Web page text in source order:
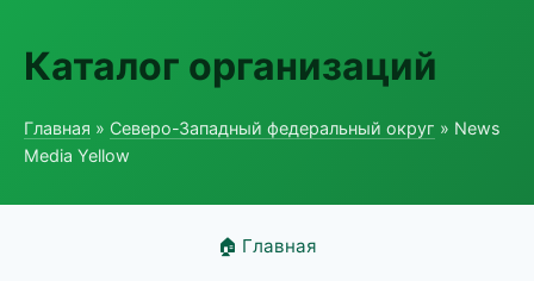
Каталог организаций
Главная » Северо-Западный федеральный округ » News
Media Yellow
🏠 Главная